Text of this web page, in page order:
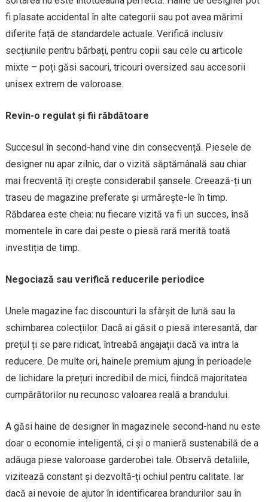
fi plasate accidental în alte categorii sau pot avea mărimi
diferite față de standardele actuale. Verifică inclusiv
secțiunile pentru bărbați, pentru copii sau cele cu articole
mixte – poți găsi sacouri, tricouri oversized sau accesorii
unisex extrem de valoroase.
Revin-o regulat și fii răbdătoare
Succesul în second-hand vine din consecvență. Piesele de
designer nu apar zilnic, dar o vizită săptămânală sau chiar
mai frecventă îți crește considerabil șansele. Creează-ți un
traseu de magazine preferate și urmărește-le în timp.
Răbdarea este cheia: nu fiecare vizită va fi un succes, însă
momentele în care dai peste o piesă rară merită toată
investiția de timp.
Negociază sau verifică reducerile periodice
Unele magazine fac discounturi la sfârșit de lună sau la
schimbarea colecțiilor. Dacă ai găsit o piesă interesantă, dar
prețul ți se pare ridicat, întreabă angajații dacă va intra la
reducere. De multe ori, hainele premium ajung în perioadele
de lichidare la prețuri incredibil de mici, fiindcă majoritatea
cumpărătorilor nu recunosc valoarea reală a brandului.
A găsi haine de designer în magazinele second-hand nu este
doar o economie inteligentă, ci și o manieră sustenabilă de a
adăuga piese valoroase garderobei tale. Observă detaliile,
vizitează constant și dezvoltă-ți ochiul pentru calitate. Iar
dacă ai nevoie de ajutor în identificarea brandurilor sau în